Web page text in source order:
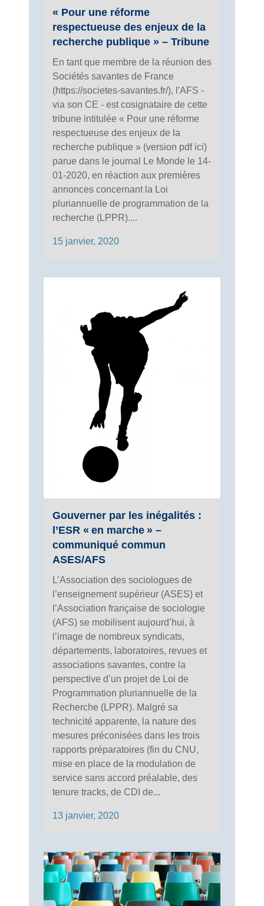
« Pour une réforme
respectueuse des enjeux de la
recherche publique » – Tribune
En tant que membre de la réunion des
Sociétés savantes de France
(https://societes-savantes.fr/), l'AFS -
via son CE - est cosignataire de cette
tribune intitulée « Pour une réforme
respectueuse des enjeux de la
recherche publique » (version pdf ici)
parue dans le journal Le Monde le 14-
01-2020, en réaction aux premières
annonces concernant la Loi
pluriannuelle de programmation de la
recherche (LPPR)....
15 janvier, 2020
Gouverner par les inégalités :
l’ESR « en marche » –
communiqué commun
ASES/AFS
L’Association des sociologues de
l’enseignement supérieur (ASES) et
l’Association française de sociologie
(AFS) se mobilisent aujourd’hui, à
l’image de nombreux syndicats,
départements, laboratoires, revues et
associations savantes, contre la
perspective d’un projet de Loi de
Programmation pluriannuelle de la
Recherche (LPPR). Malgré sa
technicité apparente, la nature des
mesures préconisées dans les trois
rapports préparatoires (fin du CNU,
mise en place de la modulation de
service sans accord préalable, des
tenure tracks, de CDI de...
13 janvier, 2020